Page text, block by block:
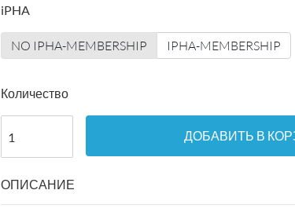
iPHA
NO IPHA-MEMBERSHIP IPHA-MEMBERSHIP
Количество
ДОБАВИТЬ В
ОПИСАНИЕ